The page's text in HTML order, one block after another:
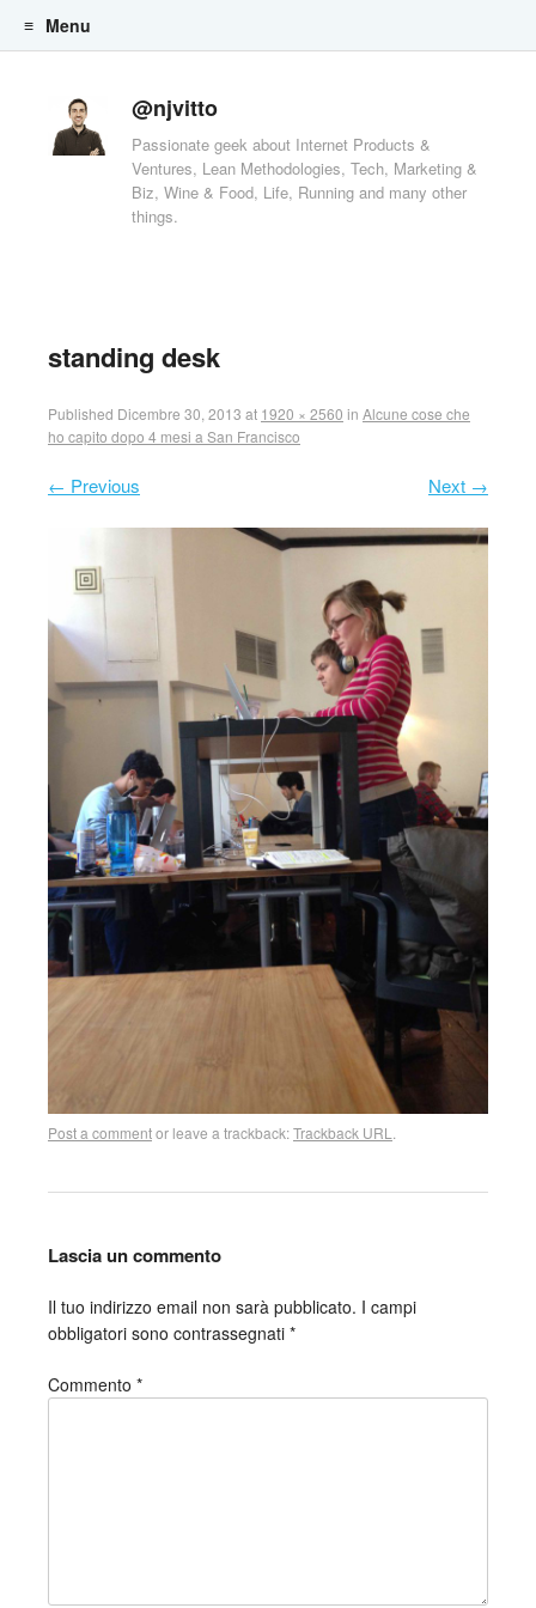
@njvitto
Passionate geek about Internet Products &
Ventures, Lean Methodologies, Tech, Marketing &
Biz, Wine & Food, Life, Running and many other
things.
Menu
standing desk
Published Dicembre 30, 2013 at 1920 × 2560 in Alcune cose che
ho capito dopo 4 mesi a San Francisco
← Previous Next →
Post a commentor leave a trackback:Trackback URL
Lascia un commento
Il tuo indirizzo email non sarà pubblicato. I campi
obbligatori sono contrassegnati *
Commento *